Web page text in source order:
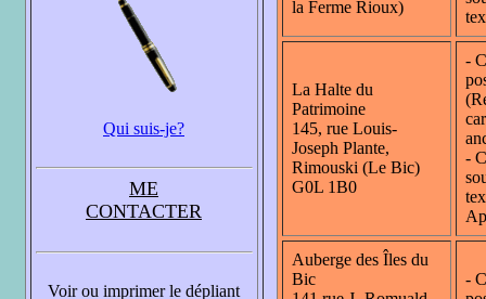
Qui suis-je?
ME
CONTACTER
Voir ou imprimer le dépliant
la Ferme Rioux)
La Halte du
Patrimoine
145, rue Louis-
Joseph Plante,
Rimouski (Le Bic)
G0L 1B0
-
-
Auberge des Îles du
Bic
-